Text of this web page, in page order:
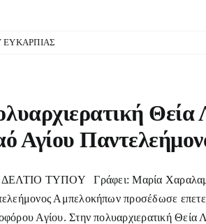
ΕΥΚΑΡΠΙΑΣ
Θεία
Αγίου
ΤΥΠΟΥ Γράφει: Μαρία
Αμπελοκήπων προσέδωσε
Αγίου. Στην πολυαρχιερατική Θεία